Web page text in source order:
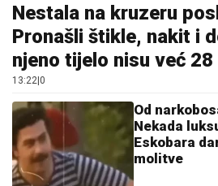
Nestala na kruzeru
Pronašli štikle, nakit i
njeno tijelo nisu već 28
13:22|0
Od
Nekada
Eskobara
molitve